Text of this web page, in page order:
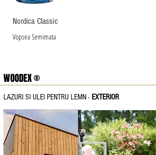
Nordica Classic
Vopsea Semimata
WOODEX ®
LAZURI SI ULEI PENTRU LEMN - EXTERIOR